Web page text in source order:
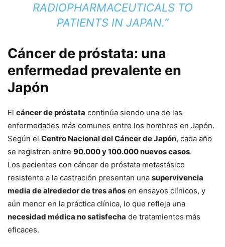
RADIOPHARMACEUTICALS TO
PATIENTS IN JAPAN.”
Cáncer de próstata: una
enfermedad prevalente en
Japón
El cáncer de próstata continúa siendo una de las
enfermedades más comunes entre los hombres en Japón.
Según el Centro Nacional del Cáncer de Japón, cada año
se registran entre 90.000 y 100.000 nuevos casos.
Los pacientes con cáncer de próstata metastásico
resistente a la castración presentan una supervivencia
media de alrededor de tres años en ensayos clínicos, y
aún menor en la práctica clínica, lo que refleja una
necesidad médica no satisfecha de tratamientos más
eficaces.